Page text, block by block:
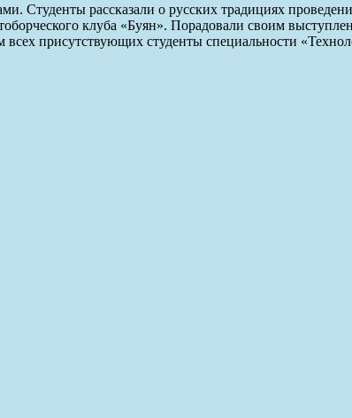
Студенты рассказали о русских традициях
клуба «Буян». Порадовали своим
присутствующих студенты специальности